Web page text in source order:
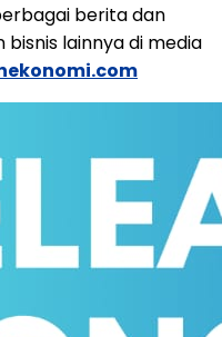
berita dan
lainnya di media